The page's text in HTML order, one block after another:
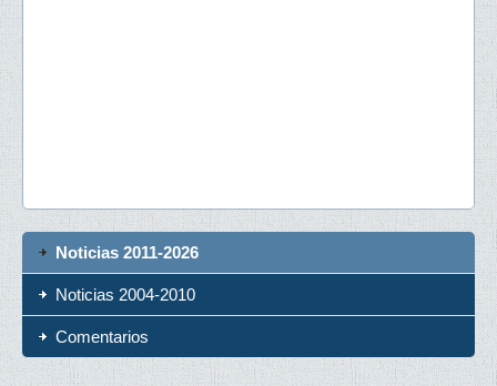
Noticias 2011-2026
Noticias 2004-2010
Comentarios